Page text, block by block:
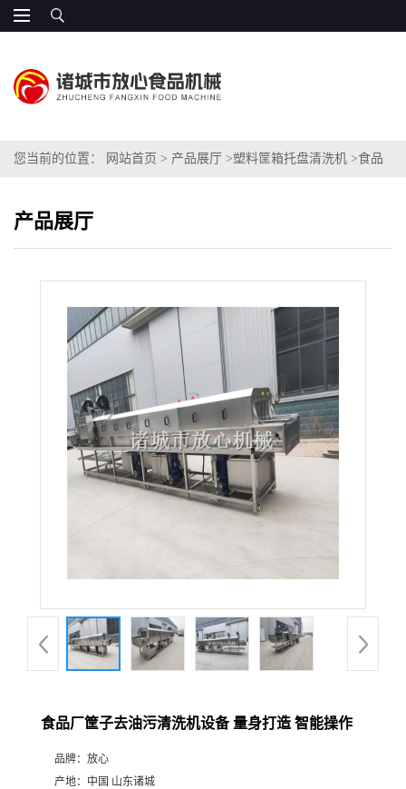
您当前的位置： 网站首页 > 产品展厅 >塑料筐箱托盘清洗机 >食品
产品展厅
食品厂筐子去油污清洗机设备 量身打造 智能操作
品牌： 放心
产地： 中国 山东诸城